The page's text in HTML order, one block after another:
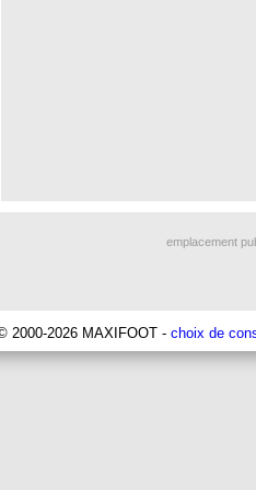
emplacement
2000-2026 MAXIFOOT - choix de